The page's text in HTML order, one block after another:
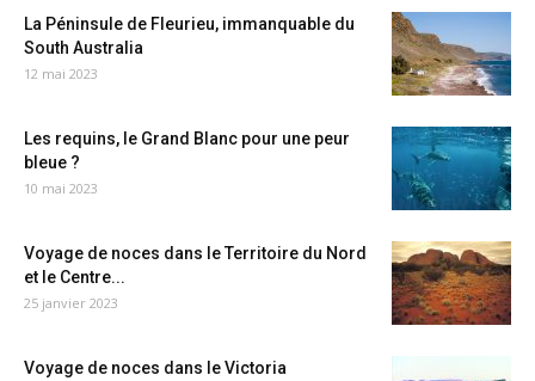
La Péninsule de Fleurieu, immanquable du
South Australia
12 mai 2023
Les requins, le Grand Blanc pour une peur
bleue ?
10 mai 2023
Voyage de noces dans le Territoire du Nord
et le Centre...
25 janvier 2023
Voyage de noces dans le Victoria